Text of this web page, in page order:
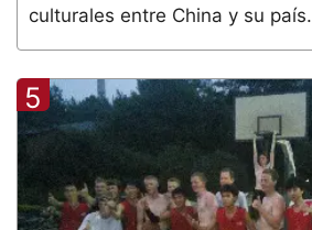
culturales entre China y su país.
5